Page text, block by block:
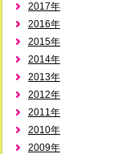
2017年
2016年
2015年
2014年
2013年
2012年
2011年
2010年
2009年